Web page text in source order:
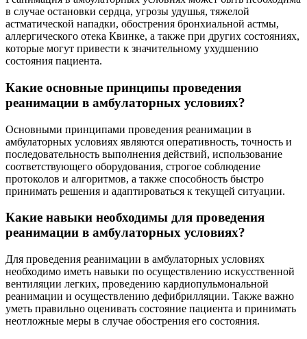
в случае остановки сердца, угрозы удушья, тяжелой
астматической нападки, обострения бронхиальной астмы,
аллергического отека Квинке, а также при других состояниях,
которые могут привести к значительному ухудшению
состояния пациента.
Какие основные принципы проведения
реанимации в амбулаторных условиях?
Основными принципами проведения реанимации в
амбулаторных условиях являются оперативность, точность и
последовательность выполнения действий, использование
соответствующего оборудования, строгое соблюдение
протоколов и алгоритмов, а также способность быстро
принимать решения и адаптироваться к текущей ситуации.
Какие навыки необходимы для проведения
реанимации в амбулаторных условиях?
Для проведения реанимации в амбулаторных условиях
необходимо иметь навыки по осуществлению искусственной
вентиляции легких, проведению кардиопульмональной
реанимации и осуществлению дефибрилляции. Также важно
уметь правильно оценивать состояние пациента и принимать
неотложные меры в случае обострения его состояния.